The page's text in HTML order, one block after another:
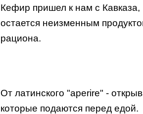
Кефир пришел к нам с Кавказа,
остается неизменным
рациона.
От латинского "aperire" -
которые подаются перед едой.